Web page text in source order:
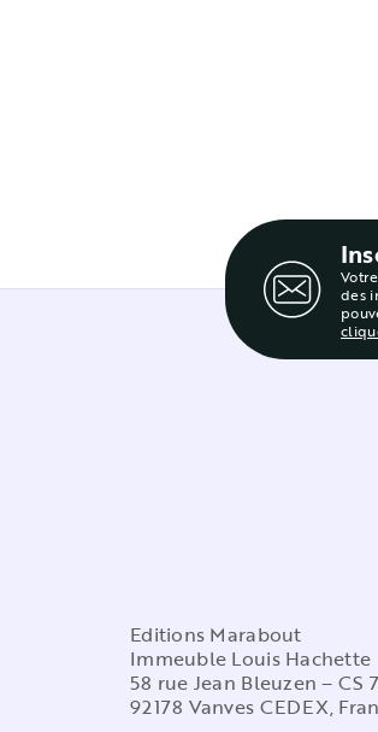
des
Editions Marabout
Immeuble Louis Hachette
58 rue Jean Bleuzen – CS
92178 Vanves CEDEX,